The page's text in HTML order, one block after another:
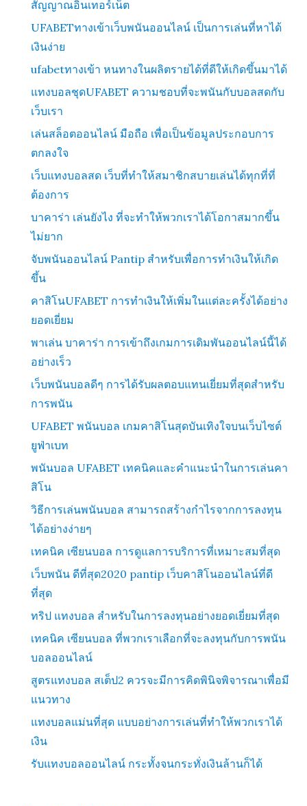
สัญญาณอินเทอร์เน็ต
UFABETทางเข้าเว็บพนันออนไลน์ เป็นการเล่นที่หาได้
เงินง่าย
ufabetทางเข้า หนทางในผลิตรายได้ที่ดีให้เกิดขึ้นมาได้
แทงบอลชุดUFABET ความชอบที่จะพนันกับบอลสดกับ
เว็บเรา
เล่นสล็อตออนไลน์ มือถือ เพื่อเป็นข้อมูลประกอบการ
ตกลงใจ
เว็บแทงบอลสด เว็บที่ทำให้สมาชิกสบายเล่นได้ทุกที่ที่
ต้องการ
บาคาร่า เล่นยังไง ที่จะทำให้พวกเราได้โอกาสมากขึ้น
ไม่ยาก
จับพนันออนไลน์ Pantip สำหรับเพื่อการทำเงินให้เกิด
ขึ้น
คาสิโนUFABET การทำเงินให้เพิ่มในแต่ละครั้งได้อย่าง
ยอดเยี่ยม
พาเล่น บาคาร่า การเข้าถึงเกมการเดิมพันออนไลน์นี้ได้
อย่างเร็ว
เว็บพนันบอลดีๆ การได้รับผลตอบแทนเยี่ยมที่สุดสำหรับ
การพนัน
UFABET พนันบอล เกมคาสิโนสุดบันเทิงใจบนเว็บไซต์
ยูฟ่าเบท
พนันบอล UFABET เทคนิคและคำแนะนำในการเล่นคา
สิโน
วิธีการเล่นพนันบอล สามารถสร้างกำไรจากการลงทุน
ได้อย่างง่ายๆ
เทคนิค เซียนบอล การดูแลการบริการที่เหมาะสมที่สุด
เว็บพนัน ดีที่สุด2020 pantip เว็บคาสิโนออนไลน์ที่ดี
ที่สุด
ทริป แทงบอล สำหรับในการลงทุนอย่างยอดเยี่ยมที่สุด
เทคนิค เซียนบอล ที่พวกเราเลือกที่จะลงทุนกับการพนัน
บอลออนไลน์
สูตรแทงบอล สเต็ป2 ควรจะมีการคิดพินิจพิจารณาเพื่อมี
แนวทาง
แทงบอลแม่นที่สุด แบบอย่างการเล่นที่ทำให้พวกเราได้
เงิน
รับแทงบอลออนไลน์ กระทั้งจนกระทั่งเงินล้านก็ได้